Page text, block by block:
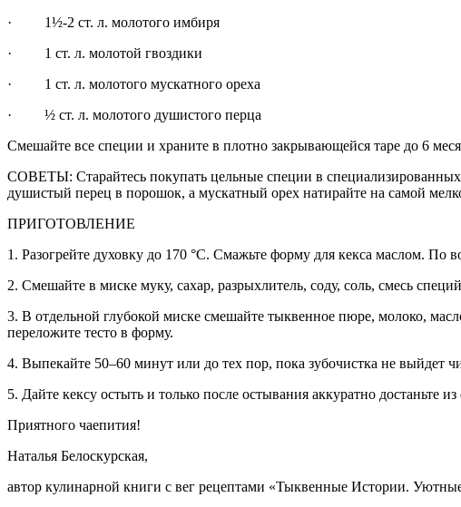
· 1½-2 ст. л. молотого имбиря
· 1 ст. л. молотой гвоздики
· 1 ст. л. молотого мускатного ореха
· ½ ст. л. молотого душистого перца
Смешайте все специи и храните в плотно закрывающейся таре до 6
СОВЕТЫ: Старайтесь покупать цельные специи в
душистый перец в порошок, а мускатный орех натирайте на самой
ПРИГОТОВЛЕНИЕ
1. Разогрейте духовку до 170 °С. Смажьте форму для кекса маслом. По
2. Смешайте в миске муку, сахар, разрыхлитель, соду, соль, смесь
3. В отдельной глубокой миске смешайте тыквенное пюре, молоко,
переложите тесто в форму.
4. Выпекайте 50–60 минут или до тех пор, пока зубочистка не выйдет
5. Дайте кексу остыть и только после остывания аккуратно достаньте
Приятного чаепития!
Наталья Белоскурская,
автор кулинарной книги с вег рецептами «Тыквенные Истории.